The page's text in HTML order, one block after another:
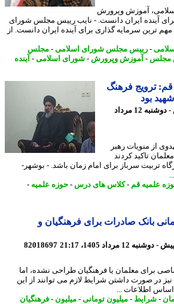
آموزش وپرورش
آینده ایران دانست. - نایب رییس مجلس شورای
سرمایه گذاری برای آینده ایران دانست. از
-رییس مجلس شورای اسلامی-مجلس
-آموزش وپرورش-شورای اسلامی-آینده
ترویج فرهنگ
بود
3 روز پیش - دوشنبه 12 مرداد
منویات رهبر
تاکید کردند
سرباز برای امام زمان باشد. - بوشهر-
قم-کلاس های درس-حوزه علمیه-
بانک صادرات برای فرهنگیان و
82018697
معلمان یا فرهنگیان طراحی نشده، اما
صورت داشتن شرایط لازم می توانند از این
اطلاعات ...
شرایط -میلیون تومانی-میلیون-فرهنگیان